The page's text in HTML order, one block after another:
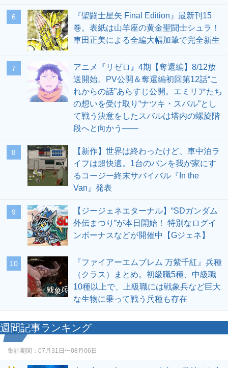
6
『聖闘士星矢 Final Edition』最新刊15
巻。表紙は山羊座の黄金聖闘士シュラ！
車田正美による全編大幅加筆で完全新生
7
アニメ『リゼロ』4期【奪還編】8/12放
送開始。PV公開＆奪還編初回第12話“こ
れからの話”あらすじ公開。エミリアたち
の想いを受け取り“ナツキ・スバル”とし
て戦う決意をしたスバルは塔内の螺旋階
段へと向かう――
8
【新作】世界は終わったけど、車中泊ラ
イフは超快適。1台のバンを我が家にす
るコージー終末サバイバル『In the
Van』発表
9
【ジージェネエターナル】“SDガンダム
外伝まつり”が本日開始！ 特別なログイ
ンボーナスなどが開催中【Gジェネ】
10
『ファイアーエムブレム 万紫千紅』兵種
（クラス）まとめ。初級職5種、中級職
10種以上で、上級職には戦象兵など巨大
な生物に乗って戦う兵種も存在
週間記事ランキング
集計期間： 07月31日〜08月06日